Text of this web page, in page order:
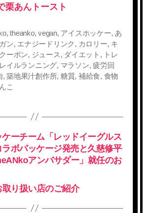
栗あんトースト
,theanko,vegan, アイスホッケー, あ
ン, エナジードリンク , カロリー, キ
クーポン, ジュース, ダイエット , トレ
レイルランニング, マラソン,疲労回
,築地果汁創作所, 糖質, 補給食, 食物
こ
ーチーム「レッドイーグルス
ボパッケージ発売と久慈修平
アンバサダー」就任のお
り扱い店のご紹介